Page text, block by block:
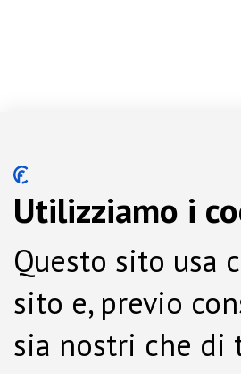
Utilizziamo i
Questo sito usa
sito e, previo
sia nostri che di